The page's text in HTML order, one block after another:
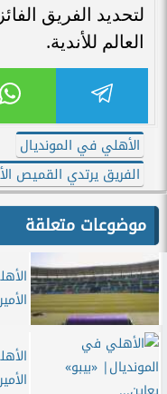
لتحديد الفريق
العالم للأندية.
الأهلي في المونديال
الفريق يرتدي القميص
موضوعات متعلقة